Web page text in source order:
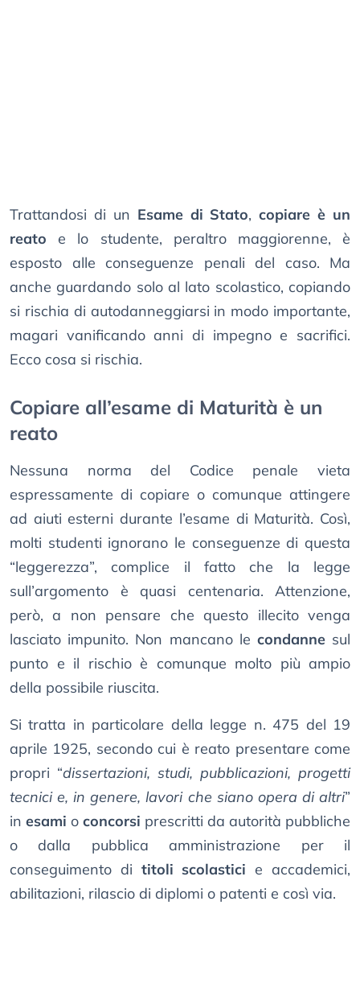
Trattandosi di un Esame di Stato,copiare è un
reato e lo studente, peraltro maggiorenne, è
esposto alle conseguenze penali del caso. Ma
anche guardando solo al lato scolastico, copiando
si rischia di autodanneggiarsi in modo importante,
magari vanificando anni di impegno e sacrifici.
Ecco cosa si rischia.
Copiare all’esame di Maturità è un
reato
Nessuna norma del Codice penale vieta
espressamente di copiare o comunque attingere
ad aiuti esterni durante l’esame di Maturità. Così,
molti studenti ignorano le conseguenze di questa
“leggerezza”, complice il fatto che la legge
sull’argomento è quasi centenaria. Attenzione,
però, a non pensare che questo illecito venga
lasciato impunito. Non mancano le condannesul
punto e il rischio è comunque molto più ampio
della possibile riuscita.
Si tratta in particolare della legge n. 475 del 19
aprile 1925, secondo cui è reato presentare come
propri “dissertazioni, studi, pubblicazioni, progetti
tecnici e, in genere, lavori che siano opera di altri”
in esami o concorsi prescritti da autorità pubbliche
o dalla pubblica amministrazione per il
conseguimento di titoli scolastici e accademici,
abilitazioni, rilascio di diplomi o patenti e così via.